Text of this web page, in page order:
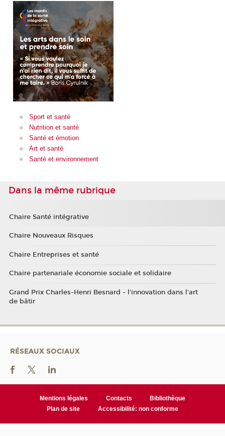
Sport et santé
Nutrition et santé
Santé et émotion
Art et santé
Santé et environnement
Dans la même rubrique
Chaire Santé intégrative
Chaire Nouveaux Risques
Chaire Entreprises et santé
Chaire partenariale économie sociale et solidaire
Grand Prix Charles-Henri Besnard - l'innovation dans l'art
de bâtir
RÉSEAUX SOCIAUX
Mentions légales Contacts
Bibliothèque
Plan de site
Accessibilité: non conforme